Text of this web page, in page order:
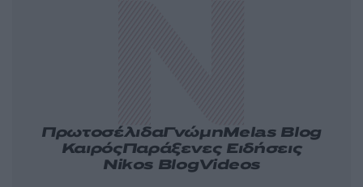
ΠρωτοσέλιδαΓνώμηMelas Blog
ΚαιρόςΠαράξενες Ειδήσεις
Nikos BlogVideos